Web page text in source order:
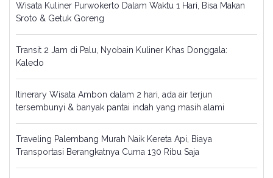
Wisata Kuliner Purwokerto Dalam Waktu 1 Hari, Bisa Makan
Sroto & Getuk Goreng
Transit 2 Jam di Palu, Nyobain Kuliner Khas Donggala:
Kaledo
Itinerary Wisata Ambon dalam 2 hari, ada air terjun
tersembunyi & banyak pantai indah yang masih alami
Traveling Palembang Murah Naik Kereta Api, Biaya
Transportasi Berangkatnya Cuma 130 Ribu Saja